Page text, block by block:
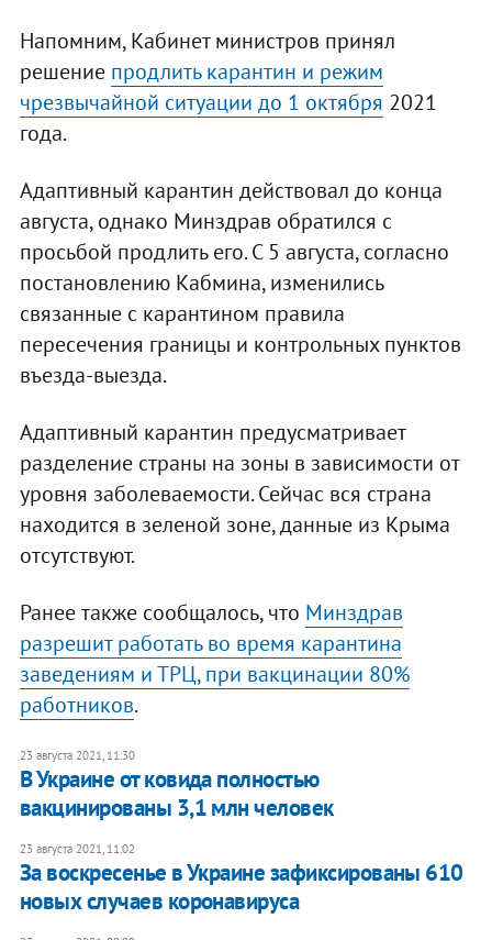
Напомним, Кабинет министров принял
решение продлить карантин и режим
чрезвычайной ситуации до 1 октября 2021
года.
Адаптивный карантин действовал до конца
августа, однако Минздрав обратился с
просьбой продлить его. С 5 августа, согласно
постановлению Кабмина, изменились
связанные с карантином правила
пересечения границы и контрольных пунктов
въезда-выезда.
Адаптивный карантин предусматривает
разделение страны на зоны в зависимости от
уровня заболеваемости. Сейчас вся страна
находится в зеленой зоне, данные из Крыма
отсутствуют.
Ранее также сообщалось, что Минздрав
разрешит работать во время карантина
заведениям и ТРЦ, при вакцинации 80%
работников.
23 августа 2021, 11:30
В Украине от ковида полностью
вакцинированы 3,1 млн человек
23 августа 2021, 11:02
За воскресенье в Украине зафиксированы 610
новых случаев коронавируса